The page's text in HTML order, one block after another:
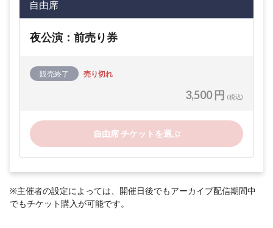
自由席
夜公演：前売り券
販売終了 売り切れ
3,500 円 (税込)
自由席 チケットを選ぶ
※主催者の設定によっては、開催日後でもアーカイブ配信期間中
でもチケット購入が可能です。